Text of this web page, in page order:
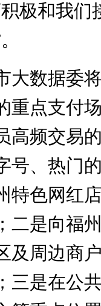
极和我们
数据委将
重点支付
高频交易
号、热门
特色网红
二是向福
及周边商
三是在公